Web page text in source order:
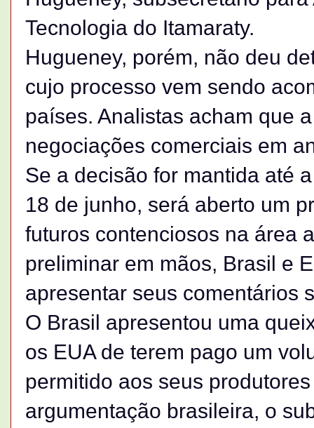
Tecnologia do Itamaraty.
Hugueney, porém, não deu
cujo processo vem sendo
países. Analistas acham que
negociações comerciais em
Se a decisão for mantida até
18 de junho, será aberto um
futuros contenciosos na área
preliminar em mãos, Brasil e
apresentar seus comentários
O Brasil apresentou uma
os EUA de terem pago um
permitido aos seus
argumentação brasileira, o